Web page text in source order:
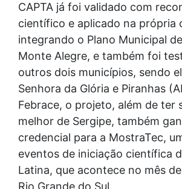
CAPTA já foi validado com
científico e aplicado na própria
integrando o Plano Municipal
Monte Alegre, e também foi
outros dois municípios, sendo
Senhora da Glória e Piranhas
Febrace, o projeto, além de ter
melhor de Sergipe, também
credencial para a MostraTec,
eventos de iniciação científica
Latina, que acontece no mês
Rio Grande do Sul.